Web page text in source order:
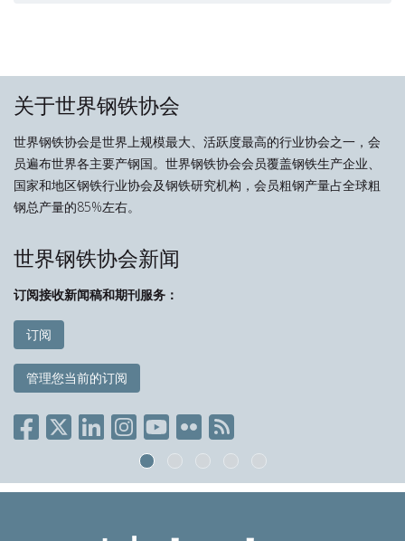
关于世界钢铁协会
世界钢铁协会是世界上规模最大、活跃度最高的行业协会之一，会
员遍布世界各主要产钢国。世界钢铁协会会员覆盖钢铁生产企业、
国家和地区钢铁行业协会及钢铁研究机构，会员粗钢产量占全球粗
钢总产量的85%左右。
世界钢铁协会新闻
订阅接收新闻稿和期刊服务：
订阅
管理您当前的订阅